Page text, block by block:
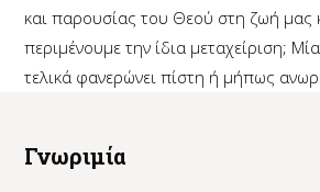
και παρουσίας του Θεού στη ζωή μας
περιμένουμε την ίδια μεταχείριση;
τελικά φανερώνει πίστη ή μήπως
Γνωριμία